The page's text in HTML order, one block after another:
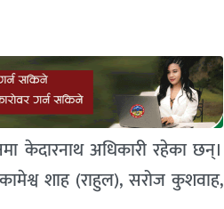
केदारनाथ अधिकारी रहेका छन्।
शाह (राहुल), सरोज कुशवाह,